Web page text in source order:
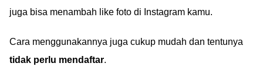
juga bisa menambah like foto di Instagram kamu.
Cara menggunakannya juga cukup mudah dan tentunya
tidak perlu mendaftar.